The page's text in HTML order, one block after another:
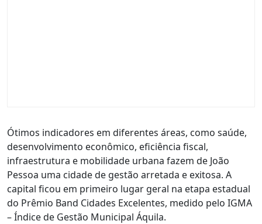
Ótimos indicadores em diferentes áreas, como saúde,
desenvolvimento econômico, eficiência fiscal,
infraestrutura e mobilidade urbana fazem de João
Pessoa uma cidade de gestão arretada e exitosa. A
capital ficou em primeiro lugar geral na etapa estadual
do Prêmio Band Cidades Excelentes, medido pelo IGMA
– Índice de Gestão Municipal Áquila.